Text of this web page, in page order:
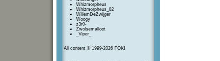
Whizmorpheus
Whizmorpheus_82
WillemDeZwijger
Woogy
z3r0-
Zwolsemalloot
_Viper_
All content © 1999-2026 FOK!